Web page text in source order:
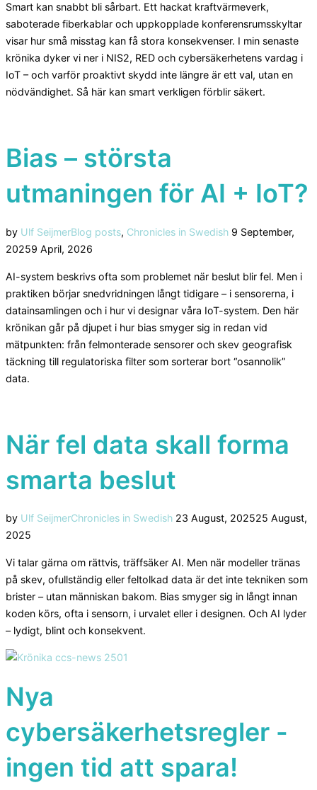
Smart kan snabbt bli sårbart. Ett hackat kraftvärmeverk,
saboterade fiberkablar och uppkopplade konferensrumsskyltar
visar hur små misstag kan få stora konsekvenser. I min senaste
krönika dyker vi ner i NIS2, RED och cybersäkerhetens vardag i
IoT – och varför proaktivt skydd inte längre är ett val, utan en
nödvändighet. Så här kan smart verkligen förblir säkert.
Bias – största
utmaningen för AI + IoT?
by Ulf SeijmerBlog posts, Chronicles in SwedishPosted
9 September,
20259 April, 2026
AI-system beskrivs ofta som problemet när beslut blir fel. Men i
praktiken börjar snedvridningen långt tidigare – i sensorerna, i
datainsamlingen och i hur vi designar våra IoT-system. Den här
krönikan går på djupet i hur bias smyger sig in redan vid
mätpunkten: från felmonterade sensorer och skev geografisk
täckning till regulatoriska filter som sorterar bort “osannolik”
data.
När fel data skall forma
smarta beslut
by Ulf SeijmerChronicles in SwedishPosted
23 August, 202525 August,
2025
Vi talar gärna om rättvis, träffsäker AI. Men när modeller tränas
på skev, ofullständig eller feltolkad data är det inte tekniken som
brister – utan människan bakom. Bias smyger sig in långt innan
koden körs, ofta i sensorn, i urvalet eller i designen. Och AI lyder
– lydigt, blint och konsekvent.
Nya
cybersäkerhetsregler -
ingen tid att spara!